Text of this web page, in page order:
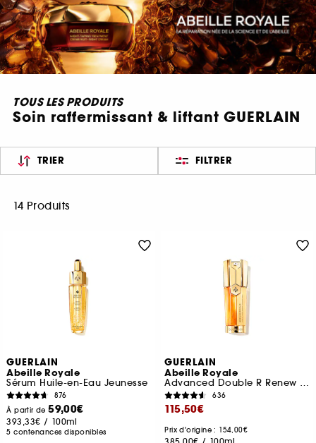
TOUS LES PRODUITS
Soin raffermissant & liftant GUERLAIN
TRIER FILTRER
14 Produits
GUERLAIN
Abeille Royale
Sérum Huile-en-Eau Jeunesse
876
À partir de59,00€
393,33€ / 100ml
5 contenances disponibles
GUERLAIN
Abeille Royale
Advanced Double R Renew Et Repair Serum
636
115,50€
Prix d'origine : 154,00€